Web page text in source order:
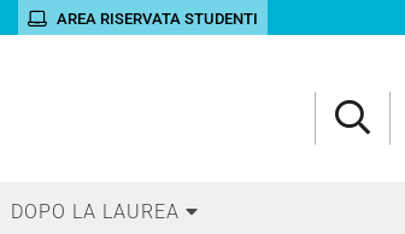
AREA RISERVATA STUDENTI
DOPO LA LAUREA